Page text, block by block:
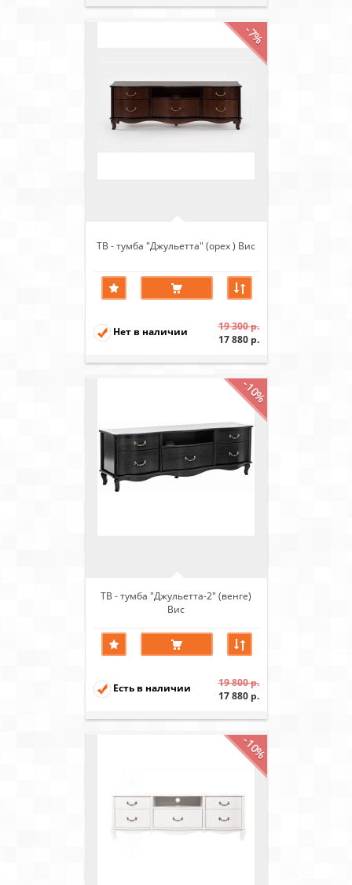
-7%
ТВ - тумба "Джульетта" (орех ) Вис
Нет в наличии
19 300 р.
17 880 р.
-10%
ТВ - тумба "Джульетта-2" (венге)
Вис
Есть в наличии
19 800 р.
17 880 р.
-10%